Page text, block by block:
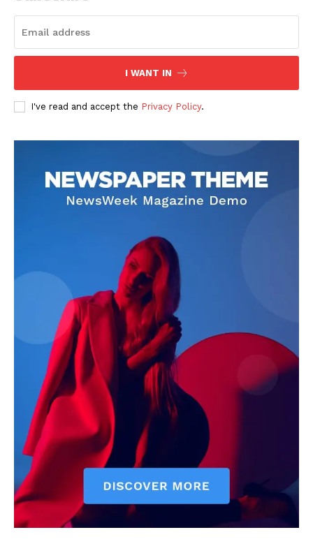
DOWNLOAD NOW
AIN NEWS 1
Contact Us
About Us
Privacy Policy
Terms of Use Agreement
Facebook
X WhatsApp
Share
I WANT IN
I've read and accept the Privacy Policy.